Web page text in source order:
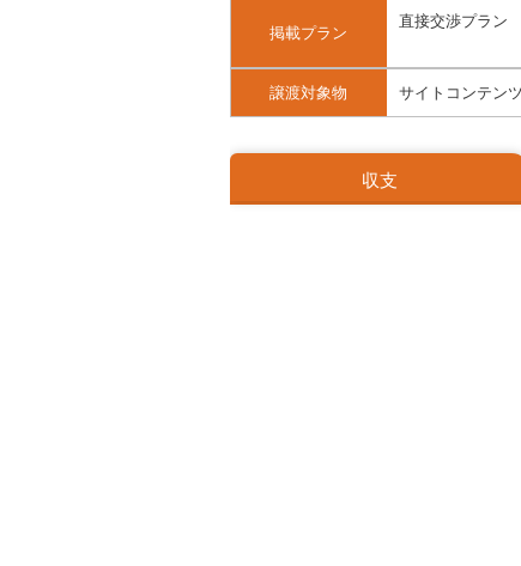
掲載プラン
直接交渉プラン
譲渡対象物 サイトコンテン
収支